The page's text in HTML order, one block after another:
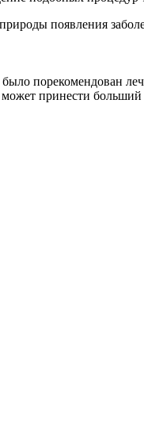
появления
порекомендован
принести больший